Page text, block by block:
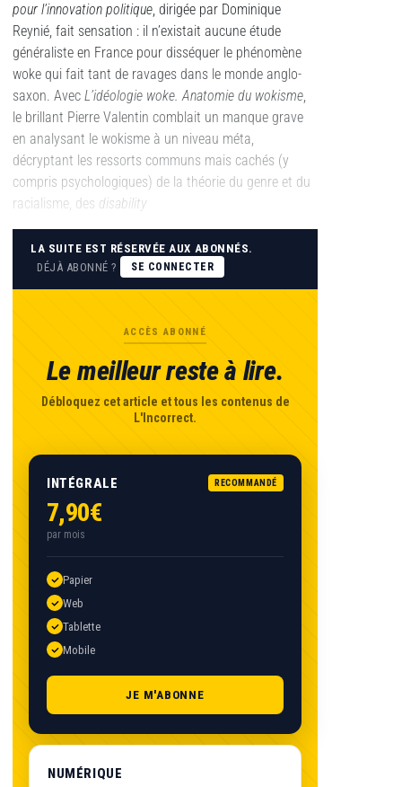
pour l’innovation politique, dirigée par Dominique
Reynié, fait sensation : il n’existait aucune étude
généraliste en France pour disséquer le phénomène
woke qui fait tant de ravages dans le monde anglo-
saxon. Avec L’idéologie woke. Anatomie du wokisme,
le brillant Pierre Valentin comblait un manque grave
en analysant le wokisme à un niveau méta,
décryptant les ressorts communs mais cachés (y
compris psychologiques) de la théorie du genre et du
racialisme, des disability
LA SUITE EST RÉSERVÉE AUX ABONNÉS.
DÉJÀ ABONNÉ ?
SE CONNECTER
ACCÈS ABONNÉ
Le meilleur reste à lire.
Débloquez cet article et tous les contenus de
L'Incorrect.
INTÉGRALE RECOMMANDÉ
7,90€
par mois
Papier
Web
Tablette
Mobile
JE M'ABONNE
NUMÉRIQUE